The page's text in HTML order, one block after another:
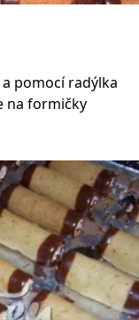
pomocí radýlka
na formičky